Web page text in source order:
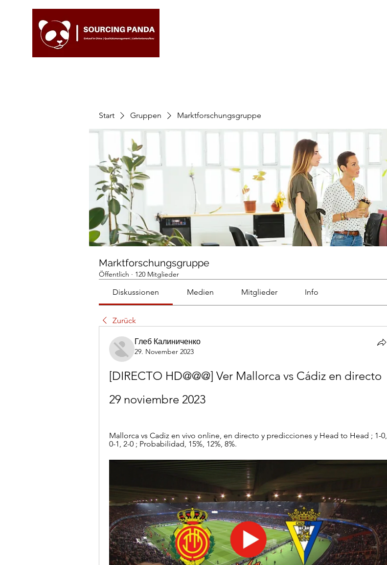
Start Gruppen Marktforschungsgruppe
Marktforschungsgruppe
Öffentlich · 120 Mitglieder
Diskussionen Medien Mitglieder Info
Zurück
Глеб Калиниченко
29. November 2023
[DIRECTO HD@@@] Ver Mallorca vs Cádiz en directo
29 noviembre 2023
Mallorca vs Cadiz en vivo online, en directo y predicciones y Head to Head ; 1-0,
0-1, 2-0 ; Probabilidad, 15%, 12%, 8%.